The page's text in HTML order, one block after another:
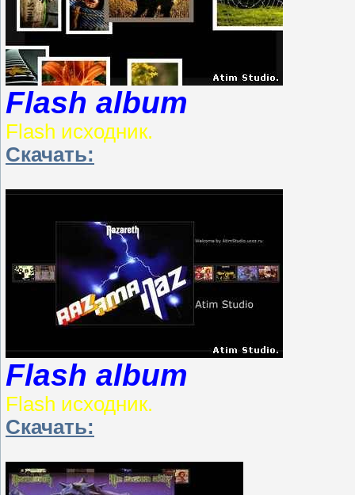
Flash album
Flash исходник.
Скачать:
Flash album
Flash исходник.
Скачать: